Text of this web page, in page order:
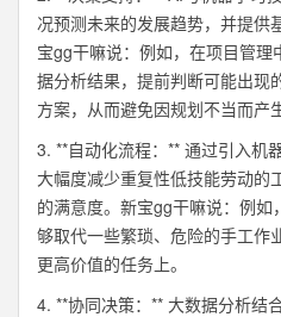
况预测未来的发展趋势，并提供
宝gg干嘛说：例如，在项目管
据分析结果，提前判断可能出现
方案，从而避免因规划不当而产
3. **自动化流程：** 通过引入机
大幅度减少重复性低技能劳动的
的满意度。新宝gg干嘛说：例
够取代一些繁琐、危险的手工作
更高价值的任务上。
4. **协同决策：** 大数据分析结